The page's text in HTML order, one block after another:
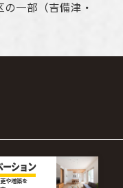
の一部（吉備津・
ーション
や増築を